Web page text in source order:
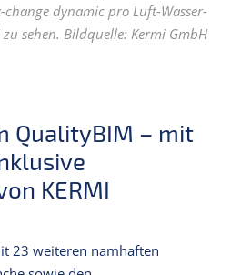
dynamic pro Luft-Wasser-
sehen. Bildquelle: Kermi GmbH
QualityBIM – mit
KERMI
23 weiteren namhaften